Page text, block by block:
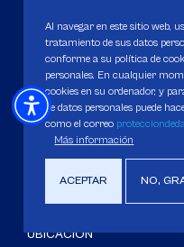
Apartado: 53753, Bogotá.
WhatsApp: +57 3205164838
Correo electrónico para
Universidad
servicious@unisabana.edu.co
Contacto únicamente para
No se responderán otros
UBICACIÓN
Al navegar en este sitio web,
tratamiento de sus datos
conforme a su política de
personales. En cualquier
cookies en su ordenador, y
de datos personales puede
como el correo
Más información
ACEPTAR NO,